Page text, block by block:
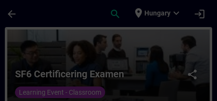
arrow_back search place Hungary expand_more login
Tanfolyam - SF6 Certificering Examen -
share
SF6 Certificering Examen
Learning Event - Classroom